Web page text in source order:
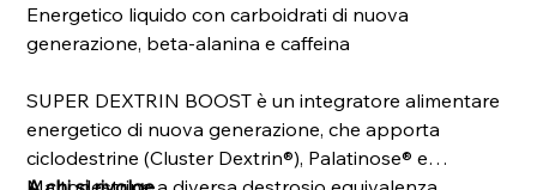
Energetico liquido con carboidrati di nuova
generazione, beta-alanina e caffeina
SUPER DEXTRIN BOOST è un integratore alimentare
energetico di nuova generazione, che apporta
ciclodestrine (Cluster Dex­trin®), Palatinose® e